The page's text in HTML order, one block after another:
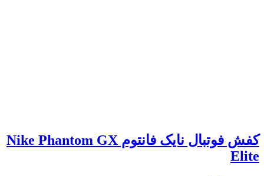
کفش فوتبال نایک فانتوم Nike Phantom GX
Elite